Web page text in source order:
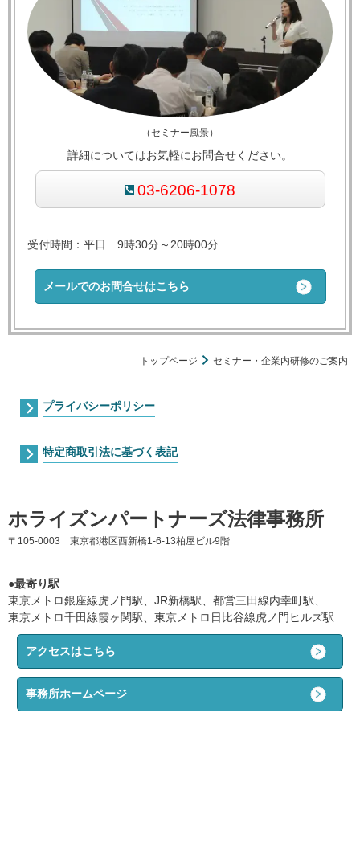
（セミナー風景）
詳細についてはお気軽にお問合せください。
03-6206-1078
受付時間：平日 9時30分～20時00分
メールでのお問合せはこちら
トップページ セミナー・企業内研修のご案内
プライバシーポリシー
特定商取引法に基づく表記
ホライズンパートナーズ法律事務所
〒105-0003 東京都港区西新橋1-6-13柏屋ビル9階
●最寄り駅
東京メトロ銀座線虎ノ門駅、JR新橋駅、都営三田線内幸町駅、
東京メトロ千田線霞ヶ関駅、東京メトロ日比谷線虎ノ門ヒルズ駅
アクセスはこちら
事務所ホームページ